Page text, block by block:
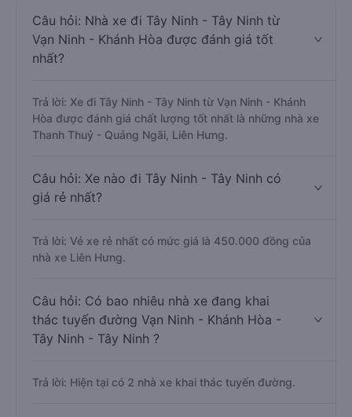
Câu hỏi: Nhà xe đi Tây Ninh - Tây Ninh từ
Vạn Ninh - Khánh Hòa được đánh giá tốt
nhất?
Trả lời: Xe đi Tây Ninh - Tây Ninh từ Vạn Ninh - Khánh
Hòa được đánh giá chất lượng tốt nhất là những nhà xe
Thanh Thuỷ - Quảng Ngãi, Liên Hưng.
Câu hỏi: Xe nào đi Tây Ninh - Tây Ninh có
giá rẻ nhất?
Trả lời: Vé xe rẻ nhất có mức giá là 450.000 đồng của
nhà xe Liên Hưng.
Câu hỏi: Có bao nhiêu nhà xe đang khai
thác tuyến đường Vạn Ninh - Khánh Hòa -
Tây Ninh - Tây Ninh ?
Trả lời: Hiện tại có 2 nhà xe khai thác tuyến đường.